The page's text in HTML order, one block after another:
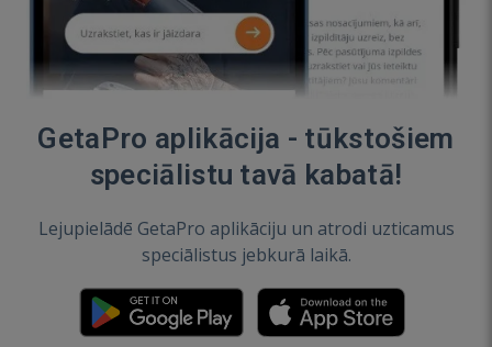
GetaPro aplikācija - tūkstošiem
speciālistu tavā kabatā!
Lejupielādē GetaPro aplikāciju un atrodi uzticamus
speciālistus jebkurā laikā.